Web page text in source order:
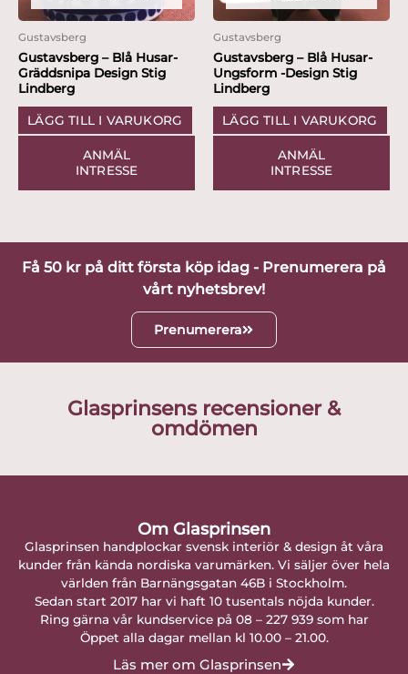
Gustavsberg
Gustavsberg – Blå Husar-
Gräddsnipa Design Stig
Lindberg
LÄGG TILL I VARUKORG
ANMÄL
INTRESSE
Gustavsberg
Gustavsberg – Blå Husar-
Ungsform -Design Stig
Lindberg
LÄGG TILL I VARUKORG
ANMÄL
INTRESSE
Få 50 kr på ditt första köp idag - Prenumerera på
vårt nyhetsbrev!
Prenumerera
Glasprinsens recensioner &
omdömen
Om Glasprinsen
Glasprinsen handplockar svensk interiör & design åt våra
kunder från kända nordiska varumärken. Vi säljer över hela
världen från Barnängsgatan 46B i Stockholm.
Sedan start 2017 har vi haft 10 tusentals nöjda kunder.
Ring gärna vår kundservice på 08 – 227 939 som har
Öppet alla dagar mellan kl 10.00 – 21.00.
Läs mer om Glasprinsen